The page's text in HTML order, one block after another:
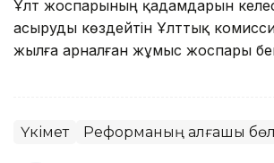
Ұлт жоспарының қадамдарын
асыруды көздейтін Ұлттық
жылға арналған жұмыс жоспары
Үкімет Реформаның алғашқы